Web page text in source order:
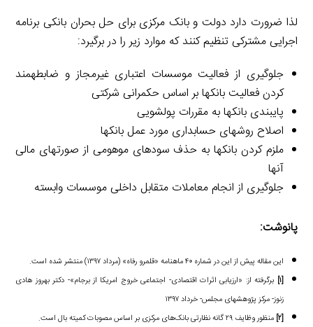
لذا ضرورت دارد دولت و بانک مرکزی­ برای حل بحران بانکی برنامه
اجرایی مشترکی تنظیم کنند که موارد زیر را در برگیرد:
جلوگیری از فعالیت موسسات اعتباری غیرمجاز و ضابطه­مند
کردن فعالیت بانک­ها بر اساس حکمرانی شرکتی
پایبندی بانک­ها به مقررات پولشویی
اصلاح روش­های حسابداری مورد عمل بانک­ها
ملزم کردن بانک­ها به حذف سودهای موهومی از صورت­های مالی
آنها
جلوگیری از انجام معاملات متقابل داخلی موسسات وابسته
پانوشت:
این مقاله پیش از این در شماره ۴۰ ماهنامه «قلمرو رفاه» (مرداد ۱۳۹۷) منتشر شده است.
[۱] برگرفته از: «ارزیابی اثرات اقتصادی- اجتماعی خروج امریکا از برجام»- دکتر بهروز هادی
زنوز- مرکز پژوهش­های مجلس- خرداد ۱۳۹۷
[۲] منظور وظایف ۲۹ گانه نظارتی بانک‌های مرکزی بر اساس مصوبات کمیته بال است.